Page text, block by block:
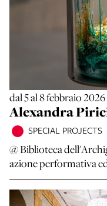
dal 5 al 8 febbraio 2026
Alexandra
SPECIAL PROJECTS
@ Biblioteca
azione performativa